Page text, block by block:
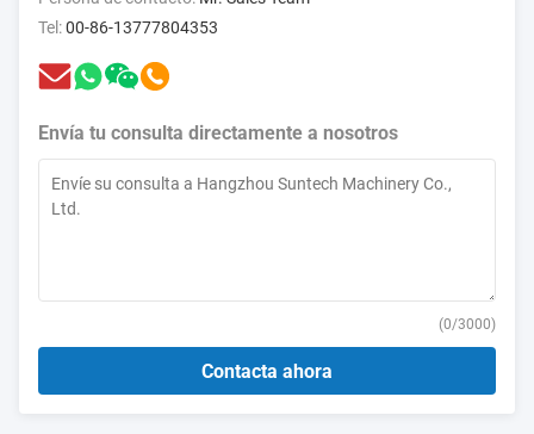
Tel:00-86-13777804353
Envía tu consulta directamente a nosotros
(0/3000)
Contacta ahora